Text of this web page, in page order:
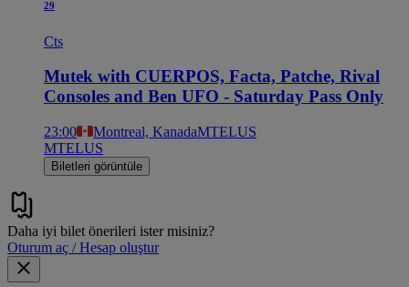
29
Cts
Mutek with CUERPOS, Facta, Patche, Rival
Consoles and Ben UFO - Saturday Pass Only
23:00 Montreal, KanadaMTELUS
MTELUS
Biletleri görüntüle
Daha iyi bilet önerileri ister misiniz?
Oturum aç / Hesap oluştur